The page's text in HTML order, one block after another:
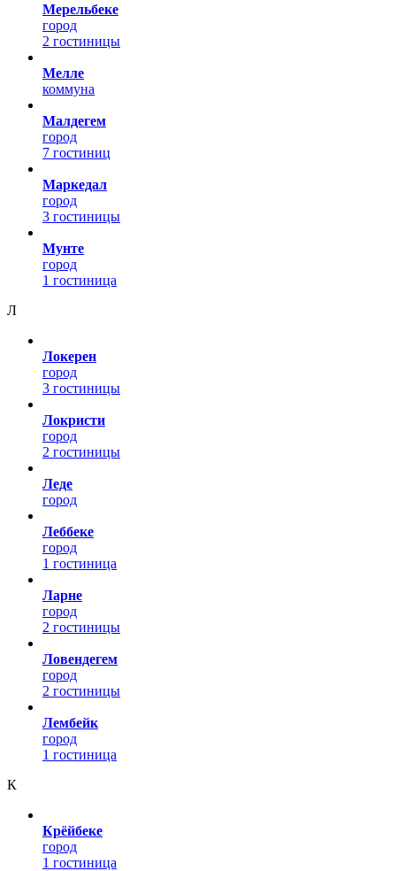
Мерельбеке
город
2 гостиницы
Мелле
коммуна
Малдегем
город
7 гостиниц
Маркедал
город
3 гостиницы
Мунте
город
1 гостиница
Л
Локерен
город
3 гостиницы
Локристи
город
2 гостиницы
Леде
город
Леббеке
город
1 гостиница
Ларне
город
2 гостиницы
Ловендегем
город
2 гостиницы
Лембейк
город
1 гостиница
К
Крёйбеке
город
1 гостиница